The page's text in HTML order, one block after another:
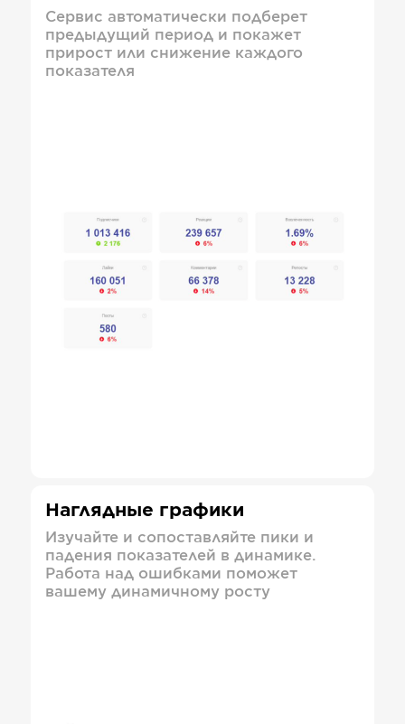
Сервис автоматически подберет
предыдущий период и покажет
прирост или снижение каждого
показателя
Наглядные графики
Изучайте и сопоставляйте пики и
падения показателей в динамике.
Работа над ошибками поможет
вашему динамичному росту